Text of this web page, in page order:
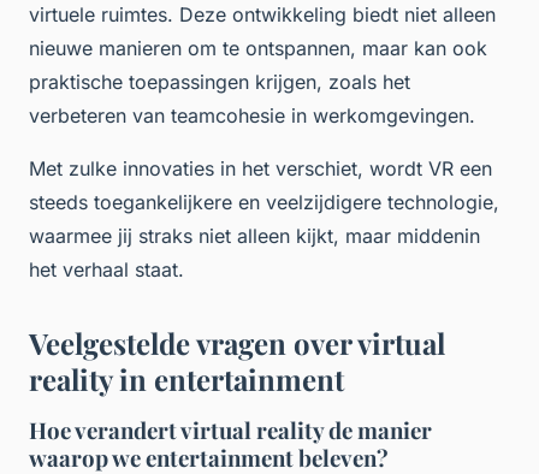
virtuele ruimtes. Deze ontwikkeling biedt niet alleen
nieuwe manieren om te ontspannen, maar kan ook
praktische toepassingen krijgen, zoals het
verbeteren van teamcohesie in werkomgevingen.
Met zulke innovaties in het verschiet, wordt VR een
steeds toegankelijkere en veelzijdigere technologie,
waarmee jij straks niet alleen kijkt, maar middenin
het verhaal staat.
Veelgestelde vragen over virtual
reality in entertainment
Hoe verandert virtual reality de manier
waarop we entertainment beleven?